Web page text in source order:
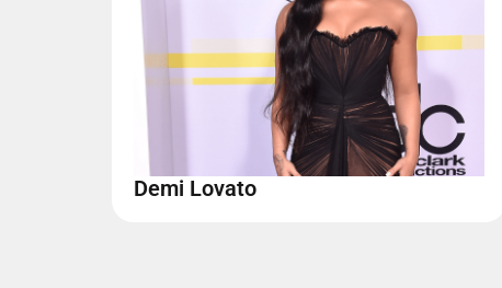
Demi Lovato